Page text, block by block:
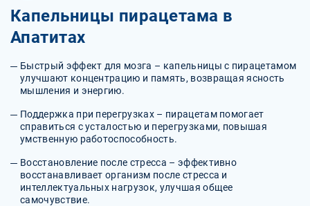
Капельницы пирацетама в
Апатитах
Быстрый эффект для мозга – капельницы с пирацетамом
улучшают концентрацию и память, возвращая ясность
мышления и энергию.
Поддержка при перегрузках – пирацетам помогает
справиться с усталостью и перегрузками, повышая
умственную работоспособность.
Восстановление после стресса – эффективно
восстанавливает организм после стресса и
интеллектуальных нагрузок, улучшая общее
самочувствие.